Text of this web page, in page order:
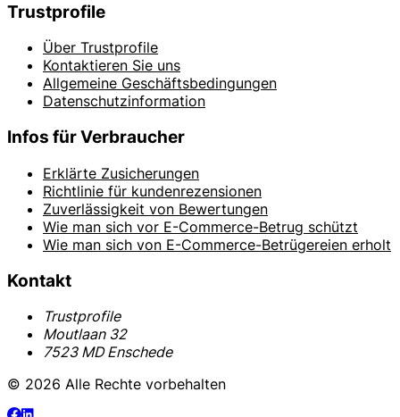
Trustprofile
Über Trustprofile
Kontaktieren Sie uns
Allgemeine Geschäftsbedingungen
Datenschutzinformation
Infos für Verbraucher
Erklärte Zusicherungen
Richtlinie für kundenrezensionen
Zuverlässigkeit von Bewertungen
Wie man sich vor E-Commerce-Betrug schützt
Wie man sich von E-Commerce-Betrügereien erholt
Kontakt
Trustprofile
Moutlaan 32
7523 MD Enschede
© 2026 Alle Rechte vorbehalten